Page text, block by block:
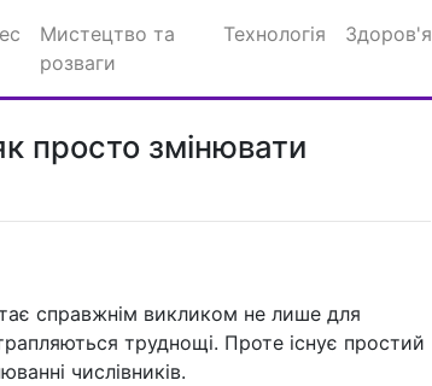
Мистецтво та
розваги
Технологія Здоров'я
просто змінювати
справжнім викликом не лише для
труднощі. Проте існує простий
числівників.